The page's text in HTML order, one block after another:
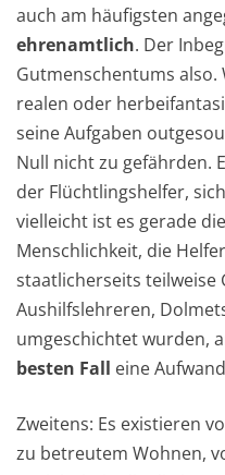
auch am häufigsten
ehrenamtlich. Der
Gutmenschentums also.
realen oder
seine Aufgaben
Null nicht zu gefährden.
der Flüchtlingshelfer,
vielleicht ist es gerade
Menschlichkeit, die
staatlicherseits teilweise
Aushilfslehreren,
umgeschichtet wurden,
besten Fall eine
Zweitens: Es existieren
zu betreutem Wohnen,